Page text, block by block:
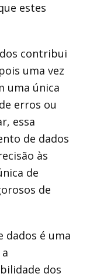
estes
contribui
uma vez
uma única
erros ou
essa
de dados
às
de
de
dados é uma
dos